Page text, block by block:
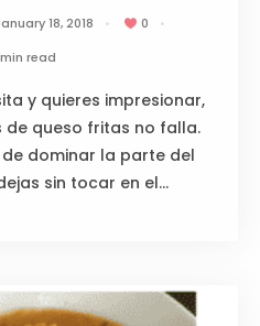
18, 2018
0
read
y quieres impresionar,
queso fritas no falla.
dominar la parte del
sin tocar en el...